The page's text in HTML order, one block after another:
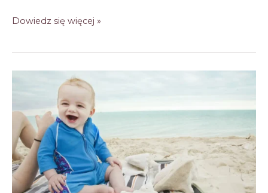
Poncho
się
przyda?
Dowiedz się więcej »